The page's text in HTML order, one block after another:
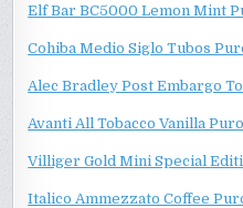
Elf Bar BC5000 Lemon Mint
Cohiba Medio Siglo Tubos
Alec Bradley Post Embargo
Avanti All Tobacco Vanilla
Villiger Gold Mini Special
Italico Ammezzato Coffee